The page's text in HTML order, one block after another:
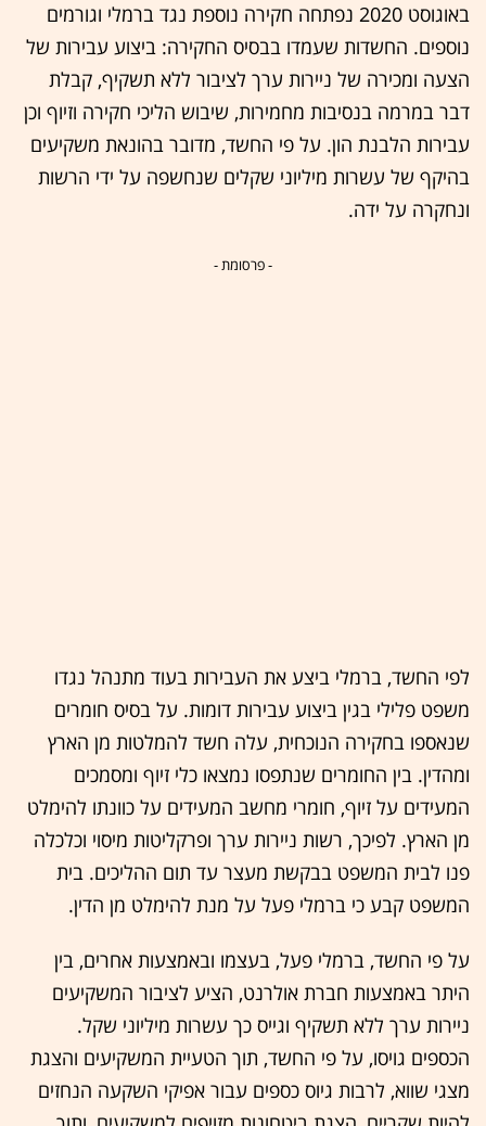
באוגוסט 2020 נפתחה חקירה נוספת נגד ברמלי וגורמים
נוספים. החשדות שעמדו בבסיס החקירה: ביצוע עבירות של
הצעה ומכירה של ניירות ערך לציבור ללא תשקיף, קבלת
דבר במרמה בנסיבות מחמירות, שיבוש הליכי חקירה וזיוף וכן
עבירות הלבנת הון. על פי החשד, מדובר בהונאת משקיעים
בהיקף של עשרות מיליוני שקלים שנחשפה על ידי הרשות
ונחקרה על ידה.
- פרסומת -
לפי החשד, ברמלי ביצע את העבירות בעוד מתנהל נגדו
משפט פלילי בגין ביצוע עבירות דומות. על בסיס חומרים
שנאספו בחקירה הנוכחית, עלה חשד להמלטות מן הארץ
ומהדין. בין החומרים שנתפסו נמצאו כלי זיוף ומסמכים
המעידים על זיוף, חומרי מחשב המעידים על כוונתו להימלט
מן הארץ. לפיכך, רשות ניירות ערך ופרקליטות מיסוי וכלכלה
פנו לבית המשפט בבקשת מעצר עד תום ההליכים. בית
המשפט קבע כי ברמלי פעל על מנת להימלט מן הדין.
על פי החשד, ברמלי פעל, בעצמו ובאמצעות אחרים, בין
היתר באמצעות חברת אולרנט, הציע לציבור המשקיעים
ניירות ערך ללא תשקיף וגייס כך עשרות מיליוני שקל.
הכספים גויסו, על פי החשד, תוך הטעיית המשקיעים והצגת
מצגי שווא, לרבות גיוס כספים עבור אפיקי השקעה הנחזים